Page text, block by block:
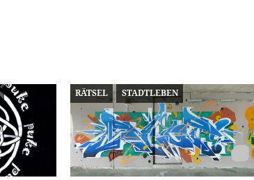
RÄTSEL STADTLEBEN